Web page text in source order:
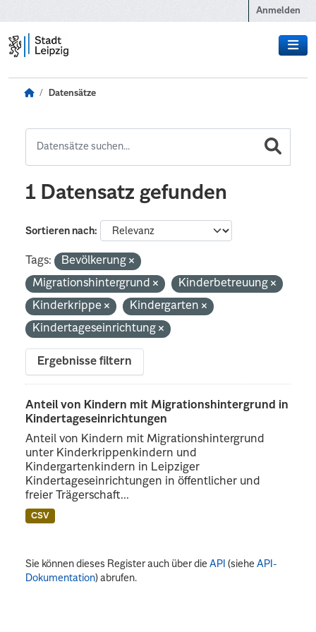
Anmelden
Datensätze
1 Datensatz gefunden
Sortieren nach
Tags:
Bevölkerung
Migrationshintergrund
Kinderbetreuung
Kinderkrippe
Kindergarten
Kindertageseinrichtung
Ergebnisse filtern
Anteil von Kindern mit Migrationshintergrund in
Kindertageseinrichtungen
Anteil von Kindern mit Migrationshintergrund
unter Kinderkrippenkindern und
Kindergartenkindern in Leipziger
Kindertageseinrichtungen in öffentlicher und
freier Trägerschaft...
CSV
Sie können dieses Register auch über dieAPI (sieheAPI-
Dokumentation) abrufen.